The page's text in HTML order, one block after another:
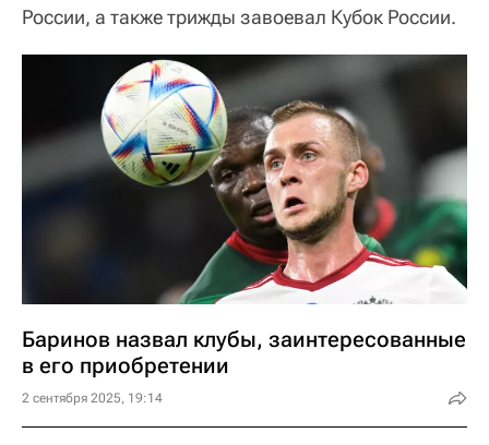
России, а также трижды завоевал Кубок России.
Баринов назвал клубы, заинтересованные
в его приобретении
2 сентября 2025, 19:14